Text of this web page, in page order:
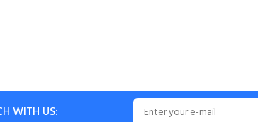
WITH US: